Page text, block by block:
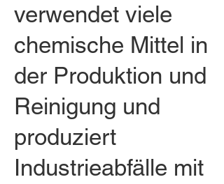
verwendet viele
chemische Mittel in
der Produktion und
Reinigung und
produziert
Industrieabfälle mit